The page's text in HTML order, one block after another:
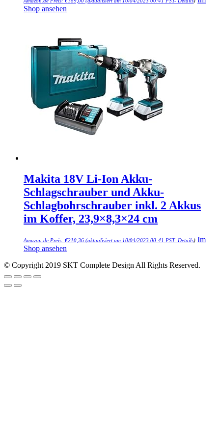
Shop ansehen
Makita 18V Li-Ion Akku-
Schlagschrauber und Akku-
Schlagbohrschrauber inkl. 2 Akkus
im Koffer, 23,9×8,3×24 cm
Amazon.de Preis: €210,36 (aktualisiert am 10/04/2023 00:41 PST- Details) Im
Shop ansehen
© Copyright 2019 SKT Complete Design All Rights Reserved.